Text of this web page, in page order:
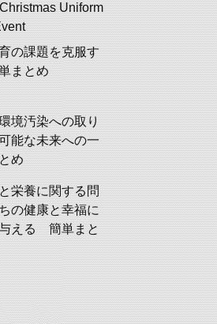
Uniform
の課題を克服す
まとめ
境汚染への取り
能な未来への一
め
栄養に関する問
の健康と幸福に
える 簡単まと